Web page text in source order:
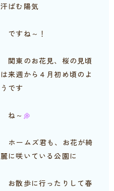
汗ばむ陽気
ですね～！
関東のお花見、桜の見頃
は来週から４月初め頃のよ
うです
ね～
ホームズ君も、お花が綺
麗に咲いている公園に
お散歩に行ったりして春